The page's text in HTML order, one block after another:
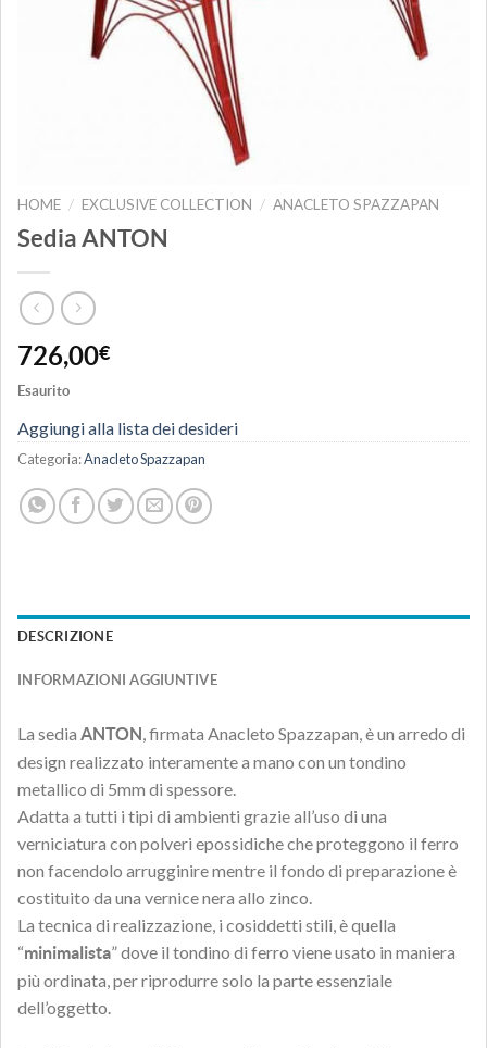
HOME / EXCLUSIVE COLLECTION / ANACLETO SPAZZAPAN
Sedia ANTON
726,00€
Esaurito
Aggiungi alla lista dei desideri
Categoria:Anacleto Spazzapan
DESCRIZIONE
INFORMAZIONI AGGIUNTIVE
La sedia ANTON , firmata Anacleto Spazzapan, è un arredo di
design realizzato interamente a mano con un tondino
metallico di 5mm di spessore.
Adatta a tutti i tipi di ambienti grazie all’uso di una
verniciatura con polveri epossidiche che proteggono il ferro
non facendolo arrugginire mentre il fondo di preparazione è
costituito da una vernice nera allo zinco.
La tecnica di realizzazione, i cosiddetti stili, è quella
“minimalista” dove il tondino di ferro viene usato in maniera
più ordinata, per riprodurre solo la parte essenziale
dell’oggetto.